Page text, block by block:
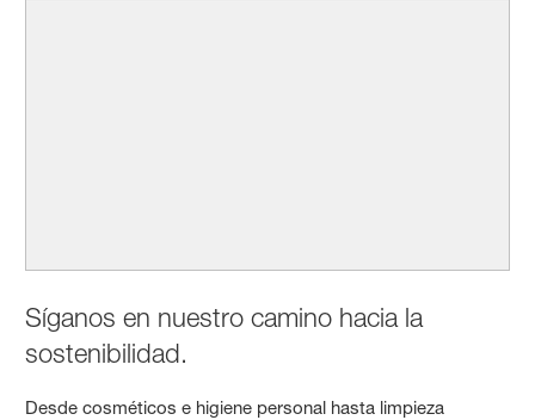
Síganos en nuestro camino hacia la
sostenibilidad.
Desde cosméticos e higiene personal hasta limpieza